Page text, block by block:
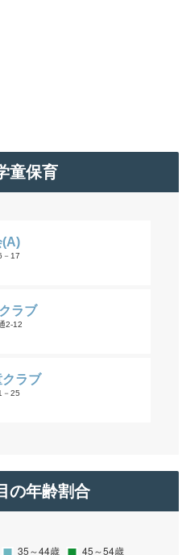
童保育
(A)
－17
ラブ
2-12
ラブ
－25
の年齢割合